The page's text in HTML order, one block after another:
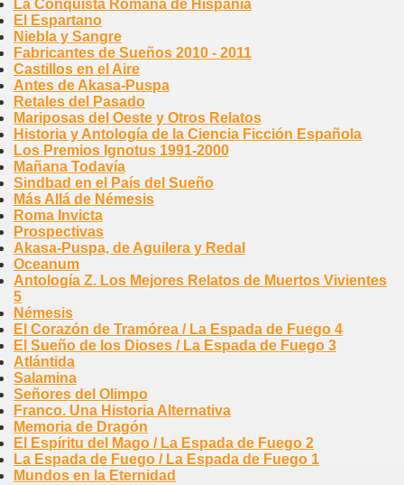
La Conquista Romana de Hispania
El Espartano
Niebla y Sangre
Fabricantes de Sueños 2010 - 2011
Castillos en el Aire
Antes de Akasa-Puspa
Retales del Pasado
Mariposas del Oeste y Otros Relatos
Historia y Antología de la Ciencia Ficción Española
Los Premios Ignotus 1991-2000
Mañana Todavía
Sindbad en el País del Sueño
Más Allá de Némesis
Roma Invicta
Prospectivas
Akasa-Puspa, de Aguilera y Redal
Oceanum
Antología Z. Los Mejores Relatos de Muertos Vivientes
5
Némesis
El Corazón de Tramórea / La Espada de Fuego 4
El Sueño de los Dioses / La Espada de Fuego 3
Atlántida
Salamina
Señores del Olimpo
Franco. Una Historia Alternativa
Memoria de Dragón
El Espíritu del Mago / La Espada de Fuego 2
La Espada de Fuego / La Espada de Fuego 1
Mundos en la Eternidad